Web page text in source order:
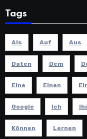
Tags
Als Auf Aus
Daten Dem
Eine Einen
Google Ich
Können Lernen